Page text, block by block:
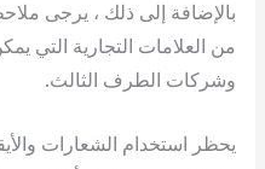
بالإضافة إلى ذلك ، يرجى
من العلامات التجارية التي
وشركات الطرف الثالث.
يحظر استخدام الشعارات